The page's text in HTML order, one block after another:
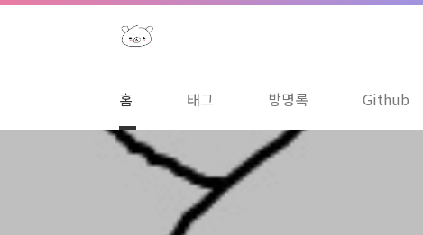
본문 바로가기
홈 태그 방명록 Github